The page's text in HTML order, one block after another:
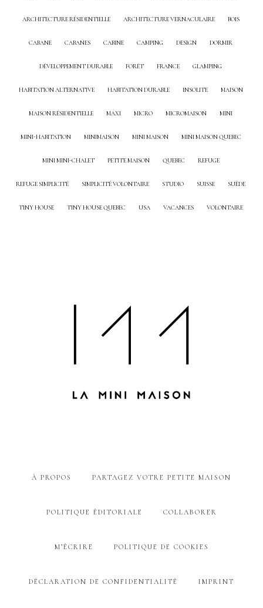
ARCHITECTURE RÉSIDENTIELLE ARCHITECTURE VERNACULAIRE BOIS
CABANE CABANES CABINE CAMPING DESIGN DORMIR
DÉVELOPPEMENT DURABLE FORÊT FRANCE GLAMPING
HABITATION ALTERNATIVE HABITATION DURABLE INSOLITE MAISON
MAISON RÉSIDENTIELLE MAXI MICRO MICROMAISON MINI
MINI-HABITATION MINIMAISON MINI MAISON MINI MAISON QUEBEC
MINI MINI-CHALET PETITE MAISON QUEBEC REFUGE
REFUGE SIMPLICITÉ SIMPLICITÉ VOLONTAIRE STUDIO SUISSE SUÈDE
TINY HOUSE TINY HOUSE QUEBEC USA VACANCES VOLONTAIRE
À PROPOS PARTAGEZ VOTRE PETITE MAISON
POLITIQUE ÉDITORIALE COLLABORER
M’ÉCRIRE POLITIQUE DE COOKIES
DÉCLARATION DE CONFIDENTIALITÉ IMPRINT